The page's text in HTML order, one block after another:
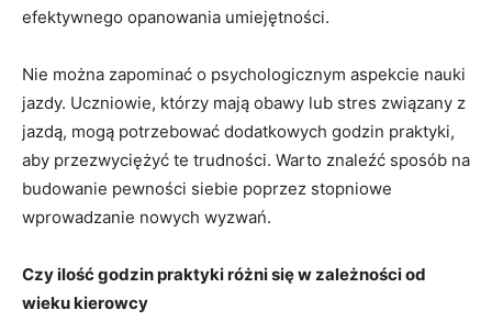
efektywnego ⁤opanowania umiejętności.
Nie można ⁤zapominać o psychologicznym⁤ aspekcie nauki
jazdy. Uczniowie, którzy‍ mają obawy lub stres związany z
jazdą, mogą potrzebować dodatkowych ⁤godzin praktyki,‌
aby​ przezwyciężyć te ⁣trudności.⁣ Warto ⁢znaleźć ⁣sposób na
budowanie pewności siebie poprzez stopniowe
wprowadzanie nowych wyzwań.
Czy ilość godzin praktyki ⁤różni się w‌ zależności od
wieku kierowcy